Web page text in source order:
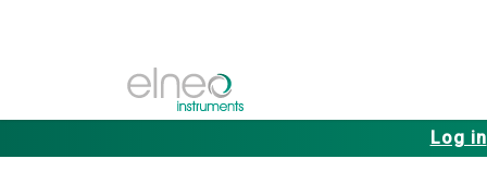
Log in